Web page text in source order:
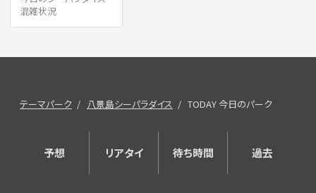
混雑状況
テーマパーク 八景島シーパラダイス TODAY 今日のパーク
予想 リアタイ 待ち時間 過去